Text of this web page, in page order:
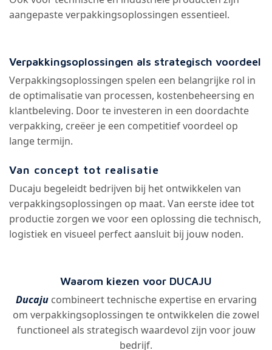
E-commerce en verzending
Een sterke verpakkingsoplossing verhoogt de
aantrekkelijkheid van je product in de winkel.
Industriële toepassingen
aangepaste verpakkingsoplossingen essentieel.
Verpakkingsoplossingen als strategisch voordeel
Verpakkingsoplossingen spelen een belangrijke rol in
verpakking, creëer je een competitief voordeel op
lange termijn.
Van concept tot realisatie
Ducaju begeleidt bedrijven bij het ontwikkelen van